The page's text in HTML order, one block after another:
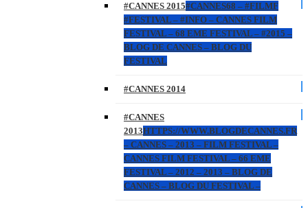
#CANNES 2015#CANNES68 – #FILMF
#FESTIVAL – #INFO – CANNES FILM
FESTIVAL – 68 EME FESTIVAL – #2015 –
BLOG DE CANNES – BLOG DU
FESTIVAL
#CANNES 2014
#CANNES
2013HTTPS://WWW.BLOGDECANNES.FR
– CANNES – 2013 – FILM FESTIVAL –
CANNES FILM FESTIVAL – 66 EME
FESTIVAL – 2012 – 2013 – BLOG DE
CANNES – BLOG DU FESTIVAL –